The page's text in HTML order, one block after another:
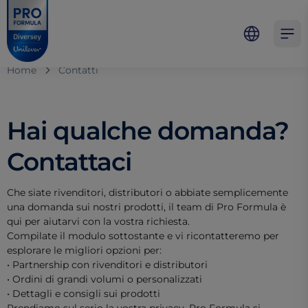
Skip to main content
Skip to navigation
Skip to footer
Pro Formula
Home Contatti
Hai qualche domanda?
Contattaci
Che siate rivenditori, distributori o abbiate semplicemente
una domanda sui nostri prodotti, il team di Pro Formula è
qui per aiutarvi con la vostra richiesta.
Compilate il modulo sottostante e vi ricontatteremo per
esplorare le migliori opzioni per:
• Partnership con rivenditori e distributori
• Ordini di grandi volumi o personalizzati
• Dettagli e consigli sui prodotti